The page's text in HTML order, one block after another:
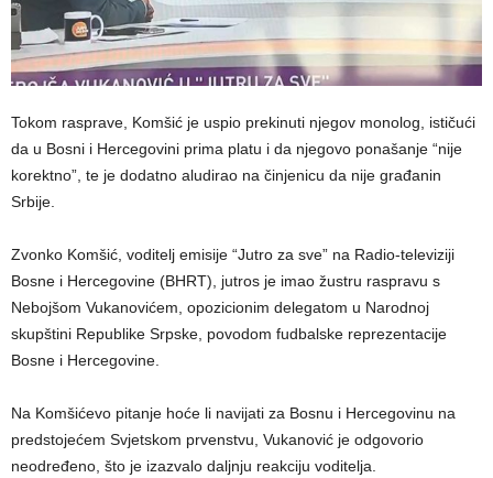
Tokom rasprave, Komšić je uspio prekinuti njegov monolog, ističući
da u Bosni i Hercegovini prima platu i da njegovo ponašanje “nije
korektno”, te je dodatno aludirao na činjenicu da nije građanin
Srbije.
Zvonko Komšić, voditelj emisije “Jutro za sve” na Radio-televiziji
Bosne i Hercegovine (BHRT), jutros je imao žustru raspravu s
Nebojšom Vukanovićem, opozicionim delegatom u Narodnoj
skupštini Republike Srpske, povodom fudbalske reprezentacije
Bosne i Hercegovine.
Na Komšićevo pitanje hoće li navijati za Bosnu i Hercegovinu na
predstojećem Svjetskom prvenstvu, Vukanović je odgovorio
neodređeno, što je izazvalo daljnju reakciju voditelja.